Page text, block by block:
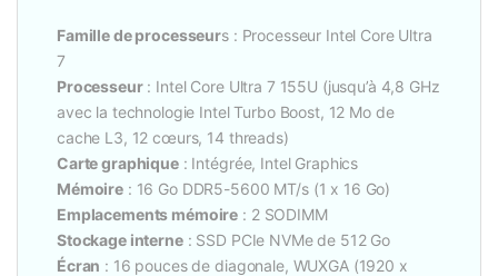
Famille de processeurs : Processeur Intel Core Ultra
7
Processeur: Intel Core Ultra 7 155U (jusqu’à 4,8 GHz
avec la technologie Intel Turbo Boost, 12 Mo de
cache L3, 12 cœurs, 14 threads)
Carte graphique: Intégrée, Intel Graphics
Mémoire : 16 Go DDR5-5600 MT/s (1 x 16 Go)
Emplacements mémoire : 2 SODIMM
Stockage interne: SSD PCIe NVMe de 512 Go
Écran : 16 pouces de diagonale, WUXGA (1920 x